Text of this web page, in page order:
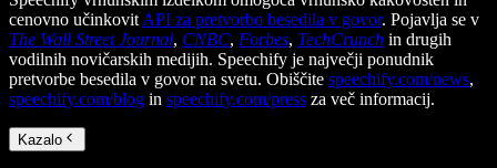
cenovno učinkovit API za pretvorbo besedila v govor. Pojavlja se v
The Wall Street Journal, CNBC, Forbes, TechCrunch in drugih
vodilnih novičarskih medijih. Speechify je največji ponudnik
pretvorbe besedila v govor na svetu. Obiščite speechify.com/news,
speechify.com/blog in speechify.com/press za več informacij.
Kazalo